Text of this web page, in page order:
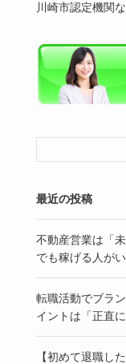
川崎市認定機関
最近の投稿
不動産営業は「
でも稼げる人が
転職活動でブラ
イントは「正直
【初めて退職し